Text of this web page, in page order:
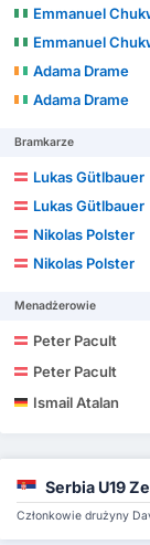
Emmanuel
Emmanuel
Adama Drame
Adama Drame
Bramkarze
Lukas Gütlbauer
Lukas Gütlbauer
Nikolas Polster
Nikolas Polster
Menadżerowie
Peter Pacult
Peter Pacult
Ismail Atalan
Serbia U19
Członkowie drużyny